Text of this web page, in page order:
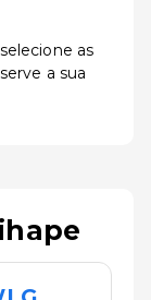
as
a sua